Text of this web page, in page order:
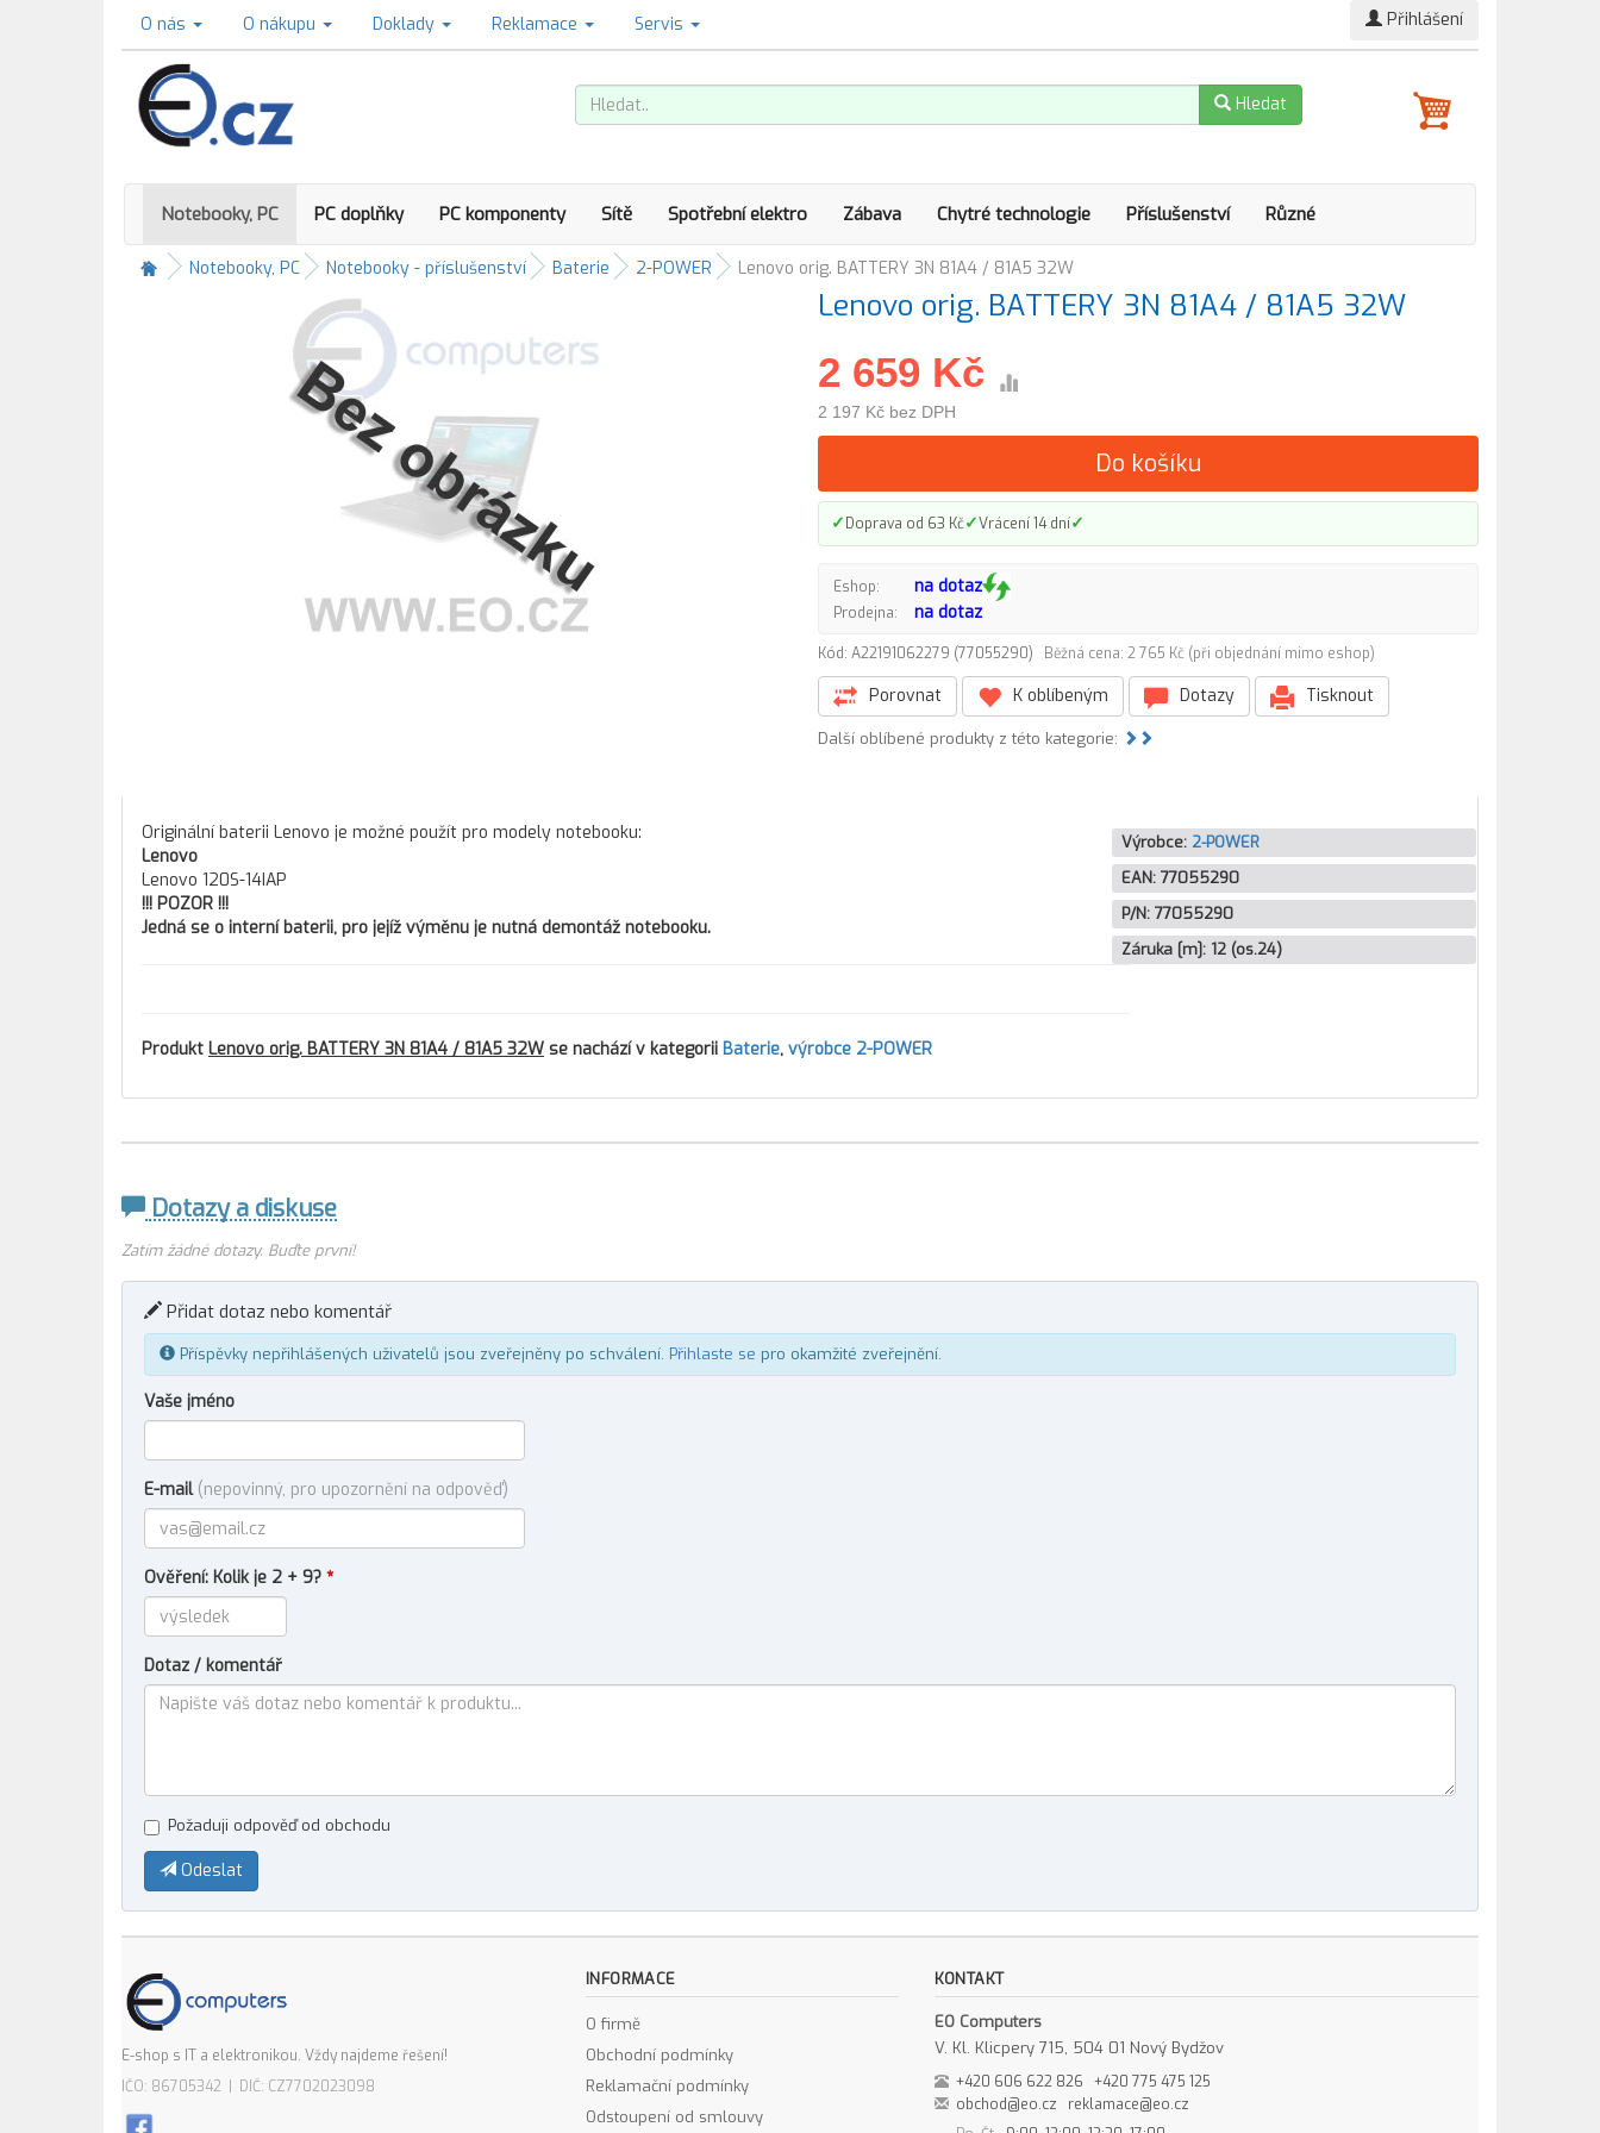
O nás O nákupu Doklady Reklamace Servis Přihlášení
Hledat
Notebooky, PC PC doplňky PC komponenty Sítě Spotřební elektro Zábava Chytré technologie Příslušenství Různé
Notebooky, PC Notebooky - příslušenství Baterie 2-POWER Lenovo orig. BATTERY 3N 81A4 / 81A5 32W
Lenovo orig. BATTERY 3N 81A4 / 81A5 32W
2 659 Kč
2 197 Kč bez DPH
Do košíku
✓Doprava od 63 Kč✓Vrácení 14 dní✓
Eshop: na dotaz
Prodejna: na dotaz
Kód: A22191062279 (77055290) Běžná cena: 2 765 Kč (při objednání mimo eshop)
Porovnat K oblíbeným Dotazy Tisknout
Další oblíbené produkty z této kategorie:
Originální baterii Lenovo je možné použít pro modely notebooku:
Lenovo
Lenovo 120S-14IAP
!!! POZOR !!!
Jedná se o interní baterii, pro jejíž výměnu je nutná demontáž notebooku.
Produkt Lenovo orig. BATTERY 3N 81A4 / 81A5 32W se nachází v kategorii Baterie, výrobce 2-POWER
Výrobce: 2-POWER
EAN: 77055290
P/N: 77055290
Záruka [m]: 12 (os.24)
Dotazy a diskuse
Zatím žádné dotazy. Buďte první!
Přidat dotaz nebo komentář
Příspěvky nepřihlášených uživatelů jsou zveřejněny po schválení. Přihlaste se pro okamžité zveřejnění.
Vaše jméno
E-mail (nepovinný, pro upozornění na odpověď)
Ověření: Kolik je 2 + 9? *
Dotaz / komentář
Požaduji odpověď od obchodu
Odeslat
E-shop s IT a elektronikou. Vždy najdeme řešení!
IČO: 86705342 | DIČ: CZ7702023098
INFORMACE
O firmě
Obchodní podmínky
Reklamační podmínky
Odstoupení od smlouvy
KONTAKT
EO Computers
V. Kl. Klicpery 715, 504 01 Nový Bydžov
+420 606 622 826
+420 775 475 125
obchod@eo.cz
reklamace@eo.cz